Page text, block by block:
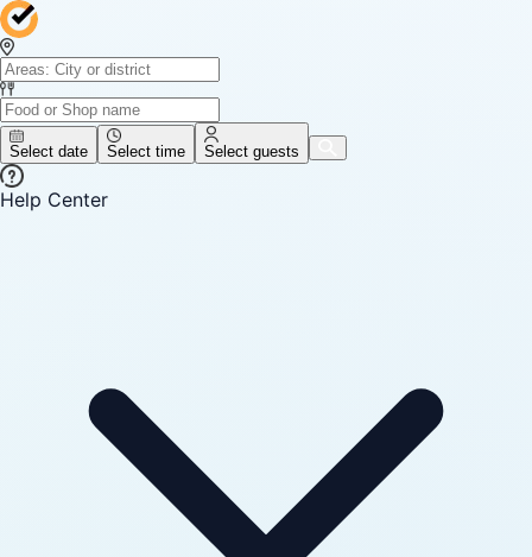
Select date Select time Select guests
Help Center